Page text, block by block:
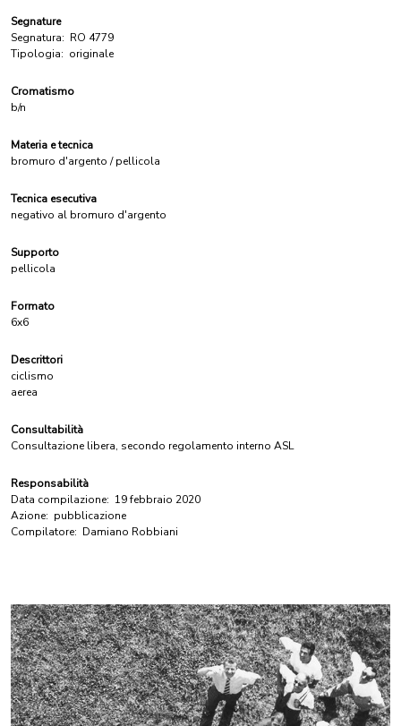
Segnature
Segnatura: RO 4779
Tipologia: originale
Cromatismo
b/n
Materia e tecnica
bromuro d'argento / pellicola
Tecnica esecutiva
negativo al bromuro d'argento
Supporto
pellicola
Formato
6x6
Descrittori
ciclismo
aerea
Consultabilità
Consultazione libera, secondo regolamento interno ASL
Responsabilità
Data compilazione: 19 febbraio 2020
Azione: pubblicazione
Compilatore: Damiano Robbiani